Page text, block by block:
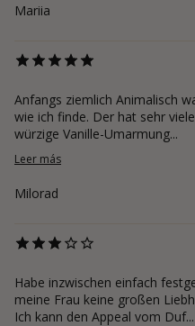
Mariia
Anfangs ziemlich Animalisch
wie ich finde. Der hat sehr
würzige Vanille-Umarmung...
Leer más
Milorad
Habe inzwischen einfach
meine Frau keine großen
Ich kann den Appeal vom Duf...